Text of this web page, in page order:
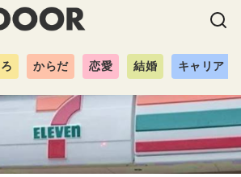
からだ 恋愛 結婚 キャリア